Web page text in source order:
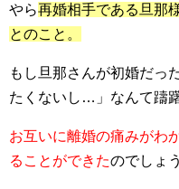
やら再婚相手である旦那
とのこと。
もし旦那さんが初婚だっ
たくないし…」なんて躊
お互いに離婚の痛みがわ
ることができたのでしょう